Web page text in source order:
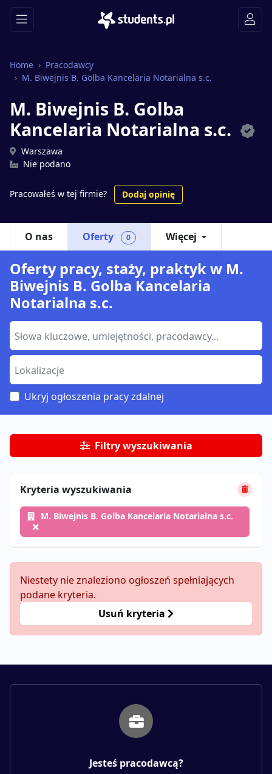
Home
Pracodawcy
M. Biwejnis B. Golba Kancelaria Notarialna s.c.
M. Biwejnis B. Golba
Kancelaria Notarialna s.c.
Warszawa
Nie podano
Pracowałeś w tej firmie? Dodaj opinię
O nas Oferty 0 Więcej
Oferty pracy, staży, praktyk w M.
Biwejnis B. Golba Kancelaria
Notarialna s.c.
Ukryj ogłoszenia pracy zdalnej
Filtry wyszukiwania
Kryteria wyszukiwania
M. Biwejnis B. Golba Kancelaria Notarialna s.c.
Niestety nie znaleziono ogłoszeń spełniających
podane kryteria.
Usuń kryteria
Jesteś pracodawcą?